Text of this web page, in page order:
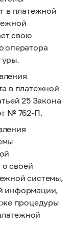
в платежной
свою
оператора
в платежной
25 Закона
№ 762-П.
своей
системы,
информации,
процедуры